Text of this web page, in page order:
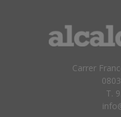
Carrer
T.